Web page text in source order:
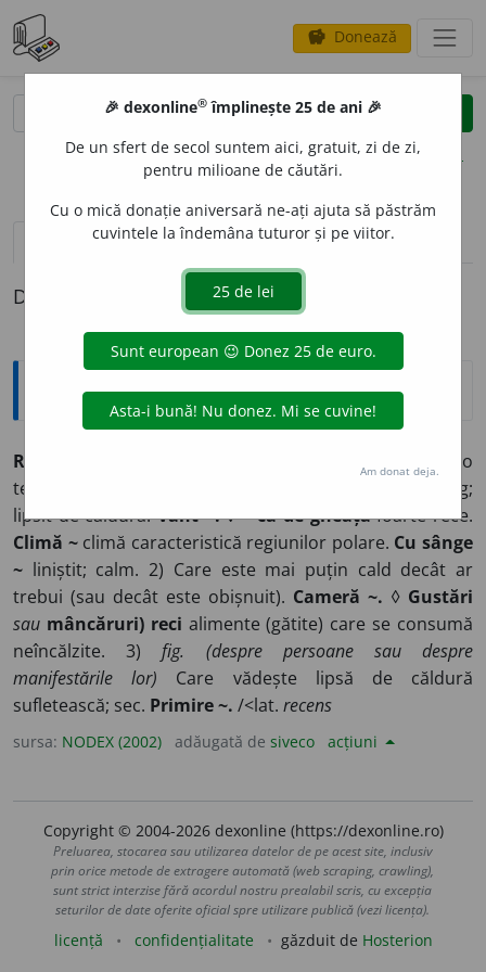
savings Donează
clear
opțiuni
definiții (1) pronunțievolume_up (50)
Definiția cu ID-ul 350860:
Explicative DEX
R
) 1) Care are o
temperatură scăzută; care creează senzație de frig;
lipsit de căldură.Vânt ~. ◊ ~ ca de gheațăfoarte rece.
Climă ~climă caracteristică regiunilor polare. Cu sânge
~ liniștit; calm. 2) Care este mai puțin cald decât ar
trebui (sau decât este obișnuit). Cameră ~. ◊ Gustări
sau mâncăruri) reci alimente (gătite) care se consumă
neîncălzite. 3)fig. (despre persoane sau despre
manifestările lor) Care vădește lipsă de căldură
sufletească; sec. Primire ~. /<lat. recens
sursa: NODEX (2002) adăugată de siveco acțiuni
Copyright © 2004-2026 dexonline (https://dexonline.ro)
Preluarea, stocarea sau utilizarea datelor de pe acest site, inclusiv
prin orice metode de extragere automată (web scraping, crawling),
sunt strict interzise fără acordul nostru prealabil scris, cu excepția
seturilor de date oferite oficial spre utilizare publică (vezi licența).
licență confidențialitate găzduit de Hosterion
🎉 dexonline® împlinește 25 de ani 🎉
De un sfert de secol suntem aici, gratuit, zi de zi,
pentru milioane de căutări.
Cu o mică donație aniversară ne-ați ajuta să păstrăm
cuvintele la îndemâna tuturor și pe viitor.
Am donat deja.